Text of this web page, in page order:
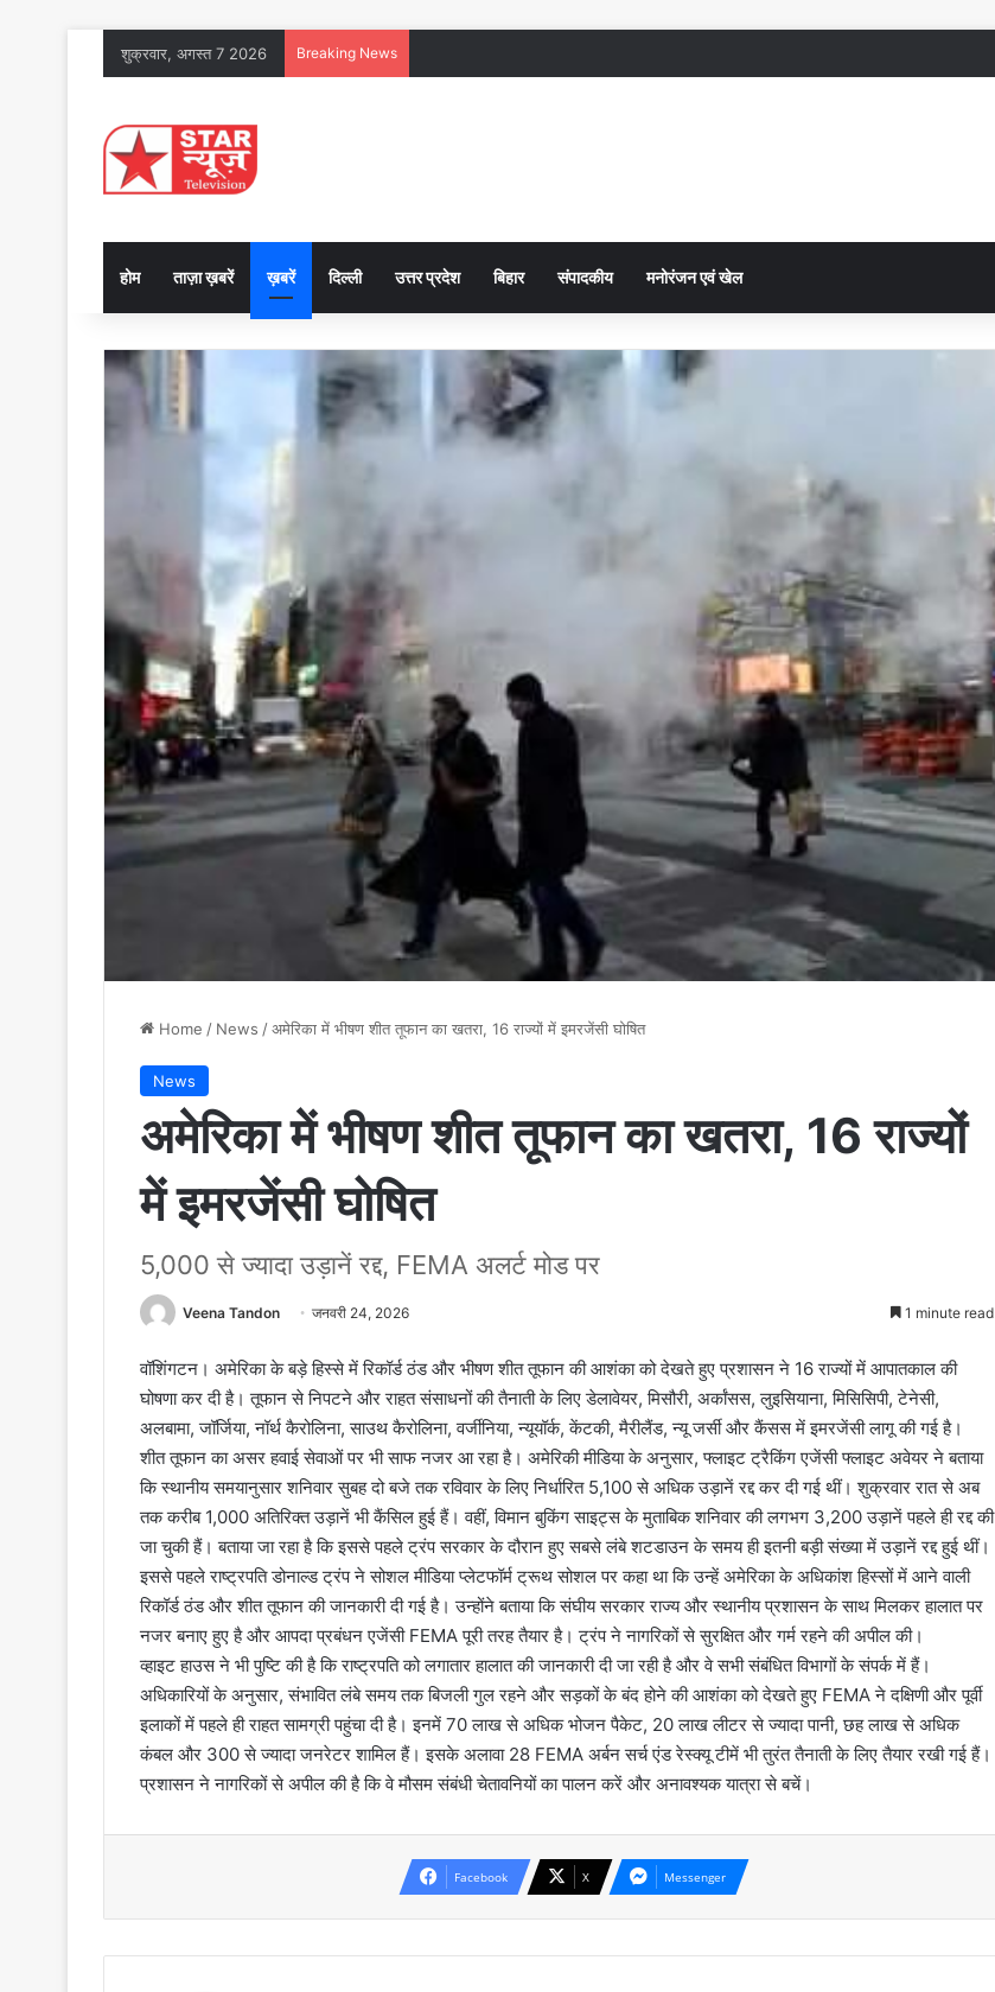
शुक्रवार, अगस्त 7 2026 Breaking News
होम ताज़ा ख़बरें ख़बरें दिल्ली उत्तर प्रदेश बिहार संपादकीय मनोरंजन एवं खेल
Home / News /अमेरिका में भीषण शीत तूफान का खतरा, 16 राज्यों में इमरजेंसी घोषित
News
अमेरिका में भीषण शीत तूफान का खतरा, 16 राज्यों
में इमरजेंसी घोषित
5,000 से ज्यादा उड़ानें रद्द, FEMA अलर्ट मोड पर
Veena Tandon जनवरी 24, 2026 1 minute read
वॉशिंगटन। अमेरिका के बड़े हिस्से में रिकॉर्ड ठंड और भीषण शीत तूफान की आशंका को देखते हुए प्रशासन ने 16 राज्यों में आपातकाल की
घोषणा कर दी है। तूफान से निपटने और राहत संसाधनों की तैनाती के लिए डेलावेयर, मिसौरी, अर्कांसस, लुइसियाना, मिसिसिपी, टेनेसी,
अलबामा, जॉर्जिया, नॉर्थ कैरोलिना, साउथ कैरोलिना, वर्जीनिया, न्यूयॉर्क, केंटकी, मैरीलैंड, न्यू जर्सी और कैंसस में इमरजेंसी लागू की गई है।
शीत तूफान का असर हवाई सेवाओं पर भी साफ नजर आ रहा है। अमेरिकी मीडिया के अनुसार, फ्लाइट ट्रैकिंग एजेंसी फ्लाइट अवेयर ने बताया
कि स्थानीय समयानुसार शनिवार सुबह दो बजे तक रविवार के लिए निर्धारित 5,100 से अधिक उड़ानें रद्द कर दी गई थीं। शुक्रवार रात से अब
तक करीब 1,000 अतिरिक्त उड़ानें भी कैंसिल हुई हैं। वहीं, विमान बुकिंग साइट्स के मुताबिक शनिवार की लगभग 3,200 उड़ानें पहले ही रद्द की
जा चुकी हैं। बताया जा रहा है कि इससे पहले ट्रंप सरकार के दौरान हुए सबसे लंबे शटडाउन के समय ही इतनी बड़ी संख्या में उड़ानें रद्द हुई थीं।
इससे पहले राष्ट्रपति डोनाल्ड ट्रंप ने सोशल मीडिया प्लेटफॉर्म ट्रूथ सोशल पर कहा था कि उन्हें अमेरिका के अधिकांश हिस्सों में आने वाली
रिकॉर्ड ठंड और शीत तूफान की जानकारी दी गई है। उन्होंने बताया कि संघीय सरकार राज्य और स्थानीय प्रशासन के साथ मिलकर हालात पर
नजर बनाए हुए है और आपदा प्रबंधन एजेंसी FEMA पूरी तरह तैयार है। ट्रंप ने नागरिकों से सुरक्षित और गर्म रहने की अपील की।
व्हाइट हाउस ने भी पुष्टि की है कि राष्ट्रपति को लगातार हालात की जानकारी दी जा रही है और वे सभी संबंधित विभागों के संपर्क में हैं।
अधिकारियों के अनुसार, संभावित लंबे समय तक बिजली गुल रहने और सड़कों के बंद होने की आशंका को देखते हुए FEMA ने दक्षिणी और पूर्वी
इलाकों में पहले ही राहत सामग्री पहुंचा दी है। इनमें 70 लाख से अधिक भोजन पैकेट, 20 लाख लीटर से ज्यादा पानी, छह लाख से अधिक
कंबल और 300 से ज्यादा जनरेटर शामिल हैं। इसके अलावा 28 FEMA अर्बन सर्च एंड रेस्क्यू टीमें भी तुरंत तैनाती के लिए तैयार रखी गई हैं।
प्रशासन ने नागरिकों से अपील की है कि वे मौसम संबंधी चेतावनियों का पालन करें और अनावश्यक यात्रा से बचें।
Facebook X Messenger